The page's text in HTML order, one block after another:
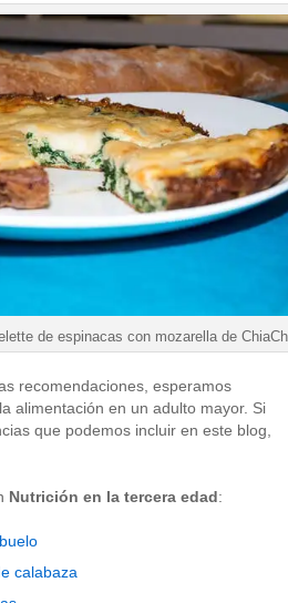
de espinacas con mozarella de
recomendaciones, esperamos
alimentación en un adulto mayor. Si
que podemos incluir en este blog,
Nutrición en la tercera edad:
calabaza